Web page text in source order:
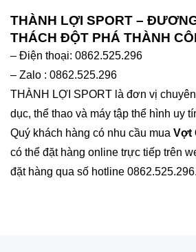
THÀNH LỢI SPORT –
THÁCH ĐỘT PHÁ THÀNH
– Điện thoại: 0862.525.296
– Zalo : 0862.525.296
THÀNH LỢI SPORT là đơn vị
dục, thể thao và máy tập thể hình uy
Quý khách hàng có nhu cầu mua Vợt
có thể đặt hàng online trực tiếp trên
đặt hàng qua số hotline 0862.525.296.